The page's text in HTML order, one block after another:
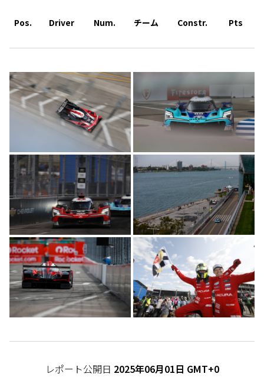
Pos. Driver Num. チーム Constr. Pts
レポート公開日 2025年06月01日 GMT+0